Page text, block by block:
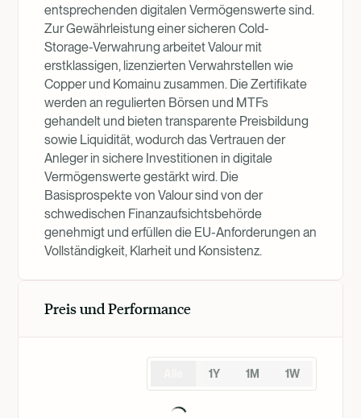
entsprechenden digitalen Vermögenswerte sind.
Zur Gewährleistung einer sicheren Cold-
Storage-Verwahrung arbeitet Valour mit
erstklassigen, lizenzierten Verwahrstellen wie
Copper und Komainu zusammen. Die Zertifikate
werden an regulierten Börsen und MTFs
gehandelt und bieten transparente Preisbildung
sowie Liquidität, wodurch das Vertrauen der
Anleger in sichere Investitionen in digitale
Vermögenswerte gestärkt wird. Die
Basisprospekte von Valour sind von der
schwedischen Finanzaufsichtsbehörde
genehmigt und erfüllen die EU-Anforderungen an
Vollständigkeit, Klarheit und Konsistenz.
Preis und Performance
1Y 1M 1W